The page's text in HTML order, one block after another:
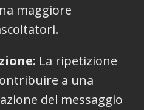
maggiore
.
La ripetizione
a una
del messaggio